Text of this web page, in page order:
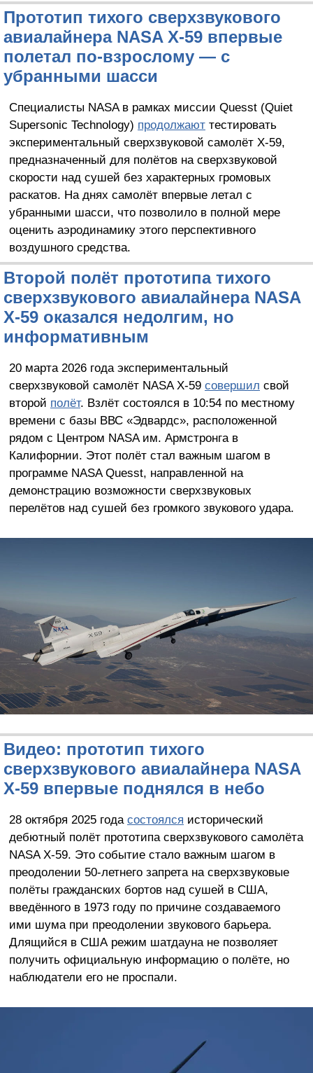
Прототип тихого сверхзвукового
авиалайнера NASA X-59 впервые
полетал по-взрослому — с
убранными шасси
Специалисты NASA в рамках миссии Quesst (Quiet
Supersonic Technology) продолжаюттестировать
экспериментальный сверхзвуковой самолёт X-59,
предназначенный для полётов на сверхзвуковой
скорости над сушей без характерных громовых
раскатов. На днях самолёт впервые летал с
убранными шасси, что позволило в полной мере
оценить аэродинамику этого перспективного
воздушного средства.
Второй полёт прототипа тихого
сверхзвукового авиалайнера NASA
X-59 оказался недолгим, но
информативным
20 марта 2026 года экспериментальный
сверхзвуковой самолёт NASA X-59 совершил свой
второй полёт. Взлёт состоялся в 10:54 по местному
времени с базы ВВС «Эдвардс», расположенной
рядом с Центром NASA им. Армстронга в
Калифорнии. Этот полёт стал важным шагом в
программе NASA Quesst, направленной на
демонстрацию возможности сверхзвуковых
перелётов над сушей без громкого звукового удара.
Видео: прототип тихого
сверхзвукового авиалайнера NASA
X-59 впервые поднялся в небо
28 октября 2025 года состоялся исторический
дебютный полёт прототипа сверхзвукового самолёта
NASA X-59. Это событие стало важным шагом в
преодолении 50-летнего запрета на сверхзвуковые
полёты гражданских бортов над сушей в США,
введённого в 1973 году по причине создаваемого
ими шума при преодолении звукового барьера.
Длящийся в США режим шатдауна не позволяет
получить официальную информацию о полёте, но
наблюдатели его не проспали.